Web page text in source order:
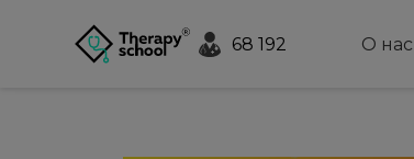
68 192 О нас